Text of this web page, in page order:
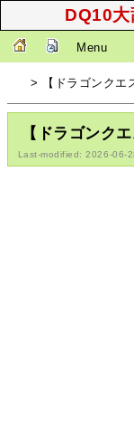
DQ10
Menu
> 【ドラゴンクエ
【ドラゴンクエ
Last-modified: 2026-06-